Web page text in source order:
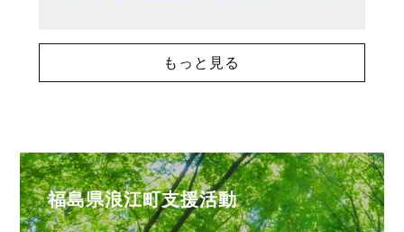
もっと見る
福島県浪江町支援活動